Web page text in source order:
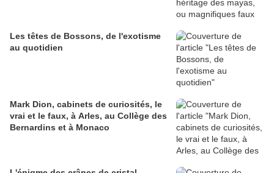
Les têtes de Bossons, de l'exotisme
au quotidien
Mark Dion, cabinets de curiosités, le
vrai et le faux, à Arles, au Collège des
Bernardins et à Monaco